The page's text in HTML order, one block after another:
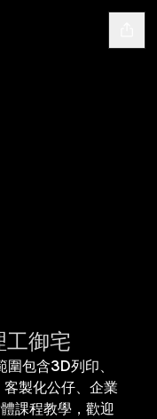
御宅
包含3D列印、
製化公仔、企業
課程教學，歡迎